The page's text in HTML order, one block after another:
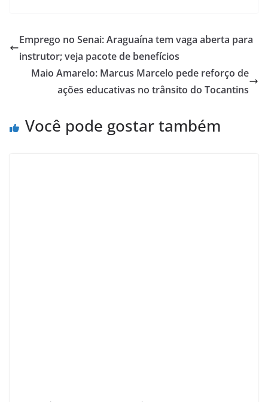
Emprego no Senai: Araguaína tem vaga aberta para
instrutor; veja pacote de benefícios
Maio Amarelo: Marcus Marcelo pede reforço de
ações educativas no trânsito do Tocantins
Você pode gostar também